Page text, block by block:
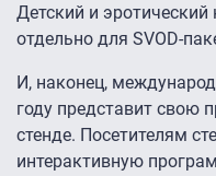
Детский и
отдельно для SVOD-
И, наконец,
году представит свою
стенде. Посетителям
интерактивную